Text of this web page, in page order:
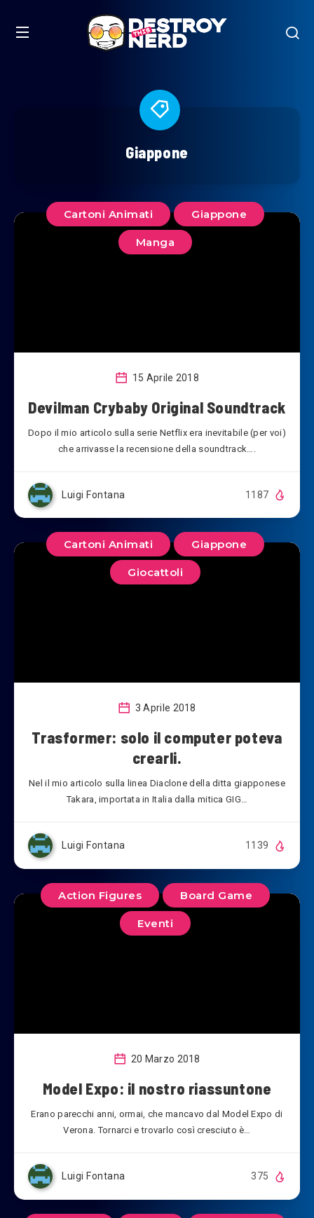
Giappone
Cartoni Animati Giappone
Manga
15 Aprile 2018
Devilman Crybaby Original Soundtrack
Dopo il mio articolo sulla serie Netflix era inevitabile (per voi)
che arrivasse la recensione della soundtrack….
Luigi Fontana 1187
Cartoni Animati Giappone
Giocattoli
3 Aprile 2018
Trasformer: solo il computer poteva
crearli.
Nel il mio articolo sulla linea Diaclone della ditta giapponese
Takara, importata in Italia dalla mitica GIG…
Luigi Fontana 1139
Action Figures Board Game
Eventi
20 Marzo 2018
Model Expo: il nostro riassuntone
Erano parecchi anni, ormai, che mancavo dal Model Expo di
Verona. Tornarci e trovarlo così cresciuto è…
Luigi Fontana 375